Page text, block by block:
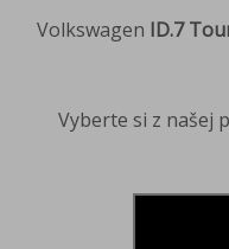
Volkswagen ID.7
Vyberte si z našej